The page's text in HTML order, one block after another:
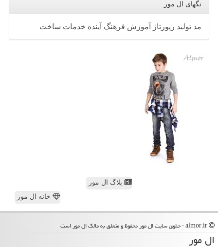
تگهای ال مور
مد تولید رپورتاژ آموزش فرهنگ آینده خدمات ساخت
بلاگ ال مور
خانه ال مور
ال مور